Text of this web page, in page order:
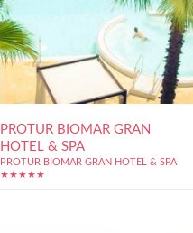
PROTUR BIOMAR GRAN
HOTEL & SPA
PROTUR BIOMAR GRAN HOTEL & SPA
★★★★★